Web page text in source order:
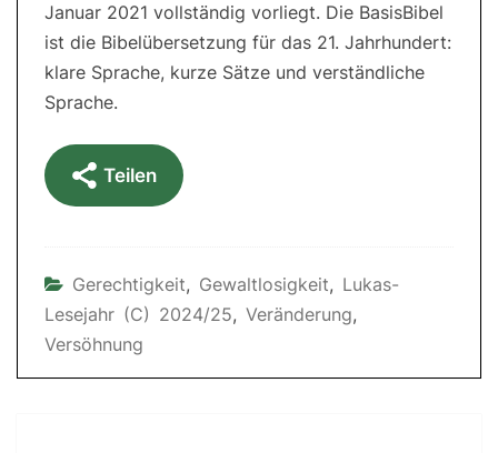
Januar 2021 vollständig vorliegt. Die BasisBibel
ist die Bibelübersetzung für das 21. Jahrhundert:
klare Sprache, kurze Sätze und verständliche
Sprache.
Teilen
Gerechtigkeit, Gewaltlosigkeit, Lukas-
Lesejahr (C) 2024/25, Veränderung,
Versöhnung